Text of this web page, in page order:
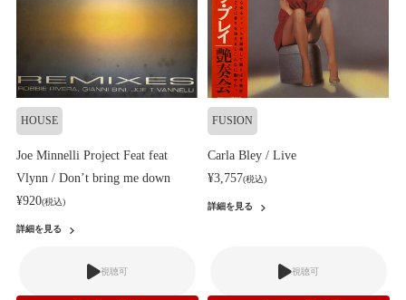
HOUSE
Joe Minnelli Project Feat feat
Vlynn / Don’t bring me down
¥920(税込)
詳細を見る
視聴可
FUSION
Carla Bley / Live
¥3,757(税込)
詳細を見る
視聴可